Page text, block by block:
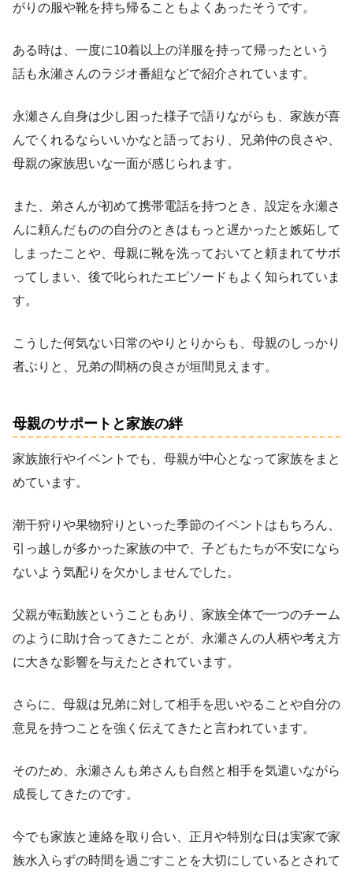
がりの服や靴を持ち帰ることもよくあったそうです。
ある時は、一度に10着以上の洋服を持って帰ったという
話も永瀬さんのラジオ番組などで紹介されています。
永瀬さん自身は少し困った様子で語りながらも、家族が喜
んでくれるならいいかなと語っており、兄弟仲の良さや、
母親の家族思いな一面が感じられます。
また、弟さんが初めて携帯電話を持つとき、設定を永瀬さ
んに頼んだものの自分のときはもっと遅かったと嫉妬して
しまったことや、母親に靴を洗っておいてと頼まれてサボ
ってしまい、後で叱られたエピソードもよく知られていま
す。
こうした何気ない日常のやりとりからも、母親のしっかり
者ぶりと、兄弟の間柄の良さが垣間見えます。
母親のサポートと家族の絆
家族旅行やイベントでも、母親が中心となって家族をまと
めています。
潮干狩りや果物狩りといった季節のイベントはもちろん、
引っ越しが多かった家族の中で、子どもたちが不安になら
ないよう気配りを欠かしませんでした。
父親が転勤族ということもあり、家族全体で一つのチーム
のように助け合ってきたことが、永瀬さんの人柄や考え方
に大きな影響を与えたとされています。
さらに、母親は兄弟に対して相手を思いやることや自分の
意見を持つことを強く伝えてきたと言われています。
そのため、永瀬さんも弟さんも自然と相手を気遣いながら
成長してきたのです。
今でも家族と連絡を取り合い、正月や特別な日は実家で家
族水入らずの時間を過ごすことを大切にしているとされて